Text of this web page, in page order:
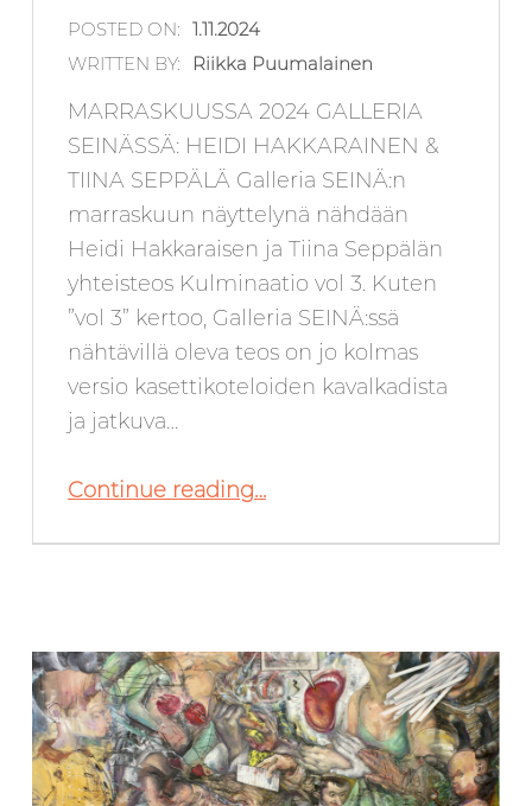
POSTED ON:
1.11.2024
WRITTEN BY:
Riikka Puumalainen
MARRASKUUSSA 2024 GALLERIA
SEINÄSSÄ: HEIDI HAKKARAINEN &
TIINA SEPPÄLÄ Galleria SEINÄ:n
marraskuun näyttelynä nähdään
Heidi Hakkaraisen ja Tiina Seppälän
yhteisteos Kulminaatio vol 3. Kuten
”vol 3” kertoo, Galleria SEINÄ:ssä
nähtävillä oleva teos on jo kolmas
versio kasettikoteloiden kavalkadista
ja jatkuva…
Continue reading“Marraskuussa 2024 Galleria SEINÄ:ssä: Heidi Hakkarainen & Tiina Seppälä”
…